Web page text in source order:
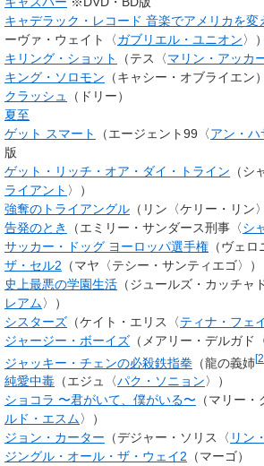
キャデラック・レコード 音楽でアメリカを変
ーヴァ・ウェイト〈ガブリエル・ユニオン〉）
キリング・ショット
（テス〈マリン・アッカ
キング・ソロモン （キャシー・オブライエン）
クラッシュ
（ドリー）
夏至
ゲット スマート
（エージェント99 〈アン・ハ
版
ゲット・リッチ・オア・ダイ・トライン （シ
ライアント 〉）
強奪のトライアングル （リン〈ケリー・リン〉
告発のとき
（エミリー・サンダース刑事〈シ
サッカー・ドッグ ヨーロッパ選手権 （ヴェロ
ザ・セル2 （マヤ〈テシー・サンティエゴ〉）
史上最悪の学園生活 （ジュールズ・カッチャ
レアム〉）
シスターズ （ケイト・エリス 〈ティナ・フェ
ジャージー・ボーイズ （メアリー・デルガド
ジャッキー・チェンの必殺鉄指拳 （龍の義姉[
純愛中毒 （エジュ〈パク・ソニョン〉）
ショコラ 〜君がいて、僕がいる〜 （マリー
ルド・エスム〉）
ジョン・カーター （デジャー・ソリス〈 リン
ジングル・オール・ザ・ウェイ2 （マーゴ）